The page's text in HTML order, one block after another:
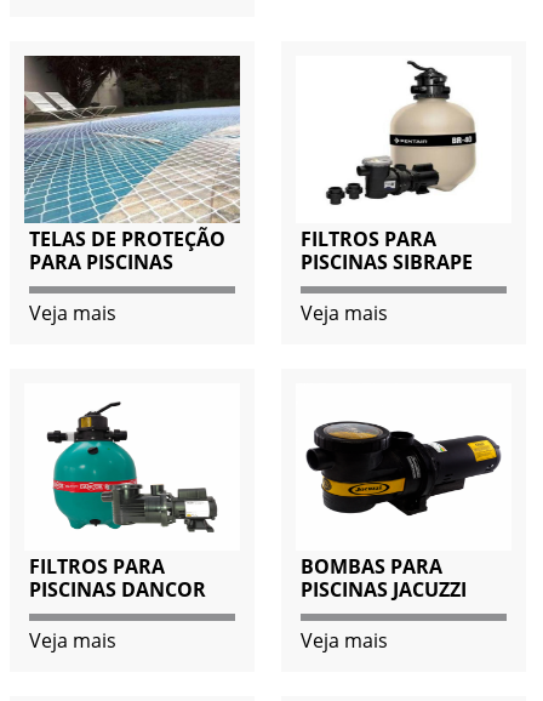
TELAS DE PROTEÇÃO
PARA PISCINAS
Veja mais
FILTROS PARA
PISCINAS SIBRAPE
Veja mais
FILTROS PARA
PISCINAS DANCOR
Veja mais
BOMBAS PARA
PISCINAS JACUZZI
Veja mais